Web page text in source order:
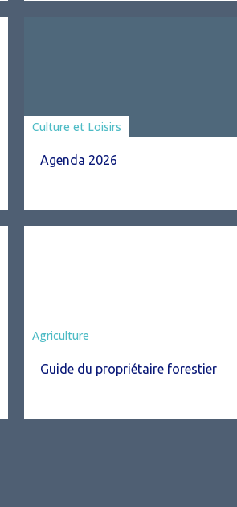
Associations
Culture et Loisirs
Agenda 2026
Agriculture
Guide du propriétaire forestier